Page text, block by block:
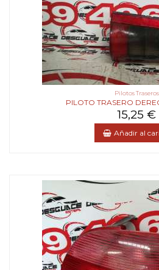
Pilotos Traseros
PILOTO TRASERO
15,25 €
Añadir al